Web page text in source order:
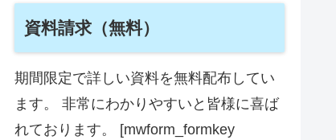
資料請求（無料）
期間限定で詳しい資料を無料配布してい
ます。 非常にわかりやすいと皆様に喜ば
れております。 [mwform_formkey